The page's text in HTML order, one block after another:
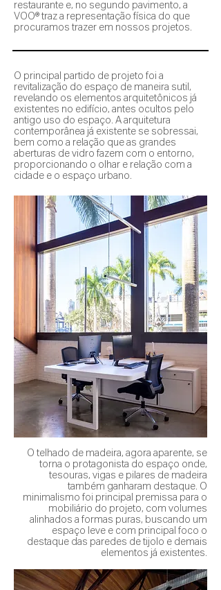
restaurante e, no segundo pavimento, a
VOO® traz a representação física do que
procuramos trazer em nossos projetos.
O principal partido de projeto foi a
revitalização do espaço de maneira sutil,
revelando os elementos arquitetônicos já
existentes no edifício, antes ocultos pelo
antigo uso do espaço. A arquitetura
contemporânea já existente se sobressai,
bem como a relação que as grandes
aberturas de vidro fazem com o entorno,
proporcionando o olhar e relação com a
cidade e o espaço urbano.
O telhado de madeira, agora aparente, se
torna o protagonista do espaço onde,
tesouras, vigas e pilares de madeira
também ganharam destaque. O
minimalismo foi principal premissa para o
mobiliário do projeto, com volumes
alinhados a formas puras, buscando um
espaço leve e com principal foco o
destaque das paredes de tijolo e demais
elementos já existentes.